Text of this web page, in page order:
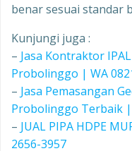
benar sesuai standar
Kunjungi juga :
– Jasa Kontraktor
Probolinggo | WA
– Jasa Pemasangan
Probolinggo Terbaik |
– JUAL PIPA HDPE
2656-3957